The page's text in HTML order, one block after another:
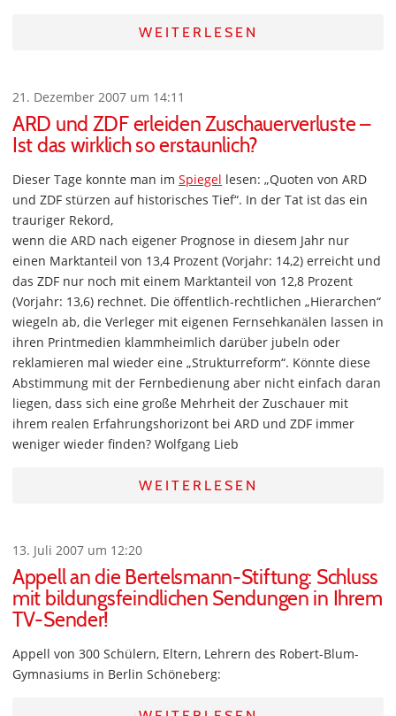
WEITERLESEN
21. Dezember 2007 um 14:11
ARD und ZDF erleiden Zuschauerverluste –
Ist das wirklich so erstaunlich?
Dieser Tage konnte man im Spiegel lesen: „Quoten von ARD
und ZDF stürzen auf historisches Tief“. In der Tat ist das ein
trauriger Rekord,
wenn die ARD nach eigener Prognose in diesem Jahr nur
einen Marktanteil von 13,4 Prozent (Vorjahr: 14,2) erreicht und
das ZDF nur noch mit einem Marktanteil von 12,8 Prozent
(Vorjahr: 13,6) rechnet. Die öffentlich-rechtlichen „Hierarchen“
wiegeln ab, die Verleger mit eigenen Fernsehkanälen lassen in
ihren Printmedien klammheimlich darüber jubeln oder
reklamieren mal wieder eine „Strukturreform“. Könnte diese
Abstimmung mit der Fernbedienung aber nicht einfach daran
liegen, dass sich eine große Mehrheit der Zuschauer mit
ihrem realen Erfahrungshorizont bei ARD und ZDF immer
weniger wieder finden? Wolfgang Lieb
WEITERLESEN
13. Juli 2007 um 12:20
Appell an die Bertelsmann-Stiftung: Schluss
mit bildungsfeindlichen Sendungen in Ihrem
TV-Sender!
Appell von 300 Schülern, Eltern, Lehrern des Robert-Blum-
Gymnasiums in Berlin Schöneberg: